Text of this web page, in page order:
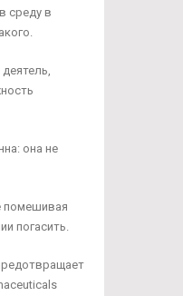
среду в
она не
помешивая
погасить.